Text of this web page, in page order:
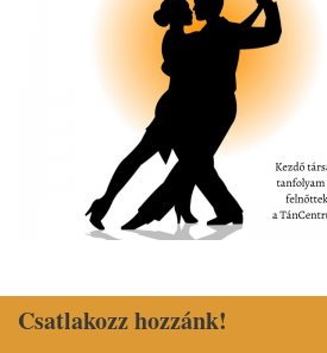
Csatlakozz hozzánk!